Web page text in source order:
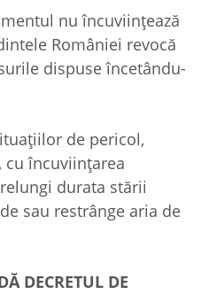
nu încuviinţează
României revocă
dispuse încetându-
de pericol,
cu încuviinţarea
durata stării
sau restrânge aria de
DECRETUL DE